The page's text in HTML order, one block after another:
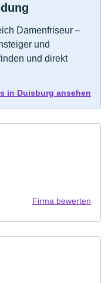
Damenfriseur –
und
und direkt
in Duisburg ansehen
Firma bewerten